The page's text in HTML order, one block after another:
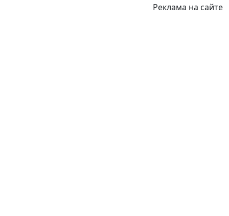
Реклама на сайте